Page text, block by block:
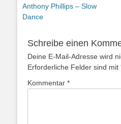
Vorheriger
Beitrag:
Anthony Phillips – Slow
Dance
Schreibe einen
Deine E-Mail-Adresse wird
Erforderliche Felder sind mit
Kommentar *